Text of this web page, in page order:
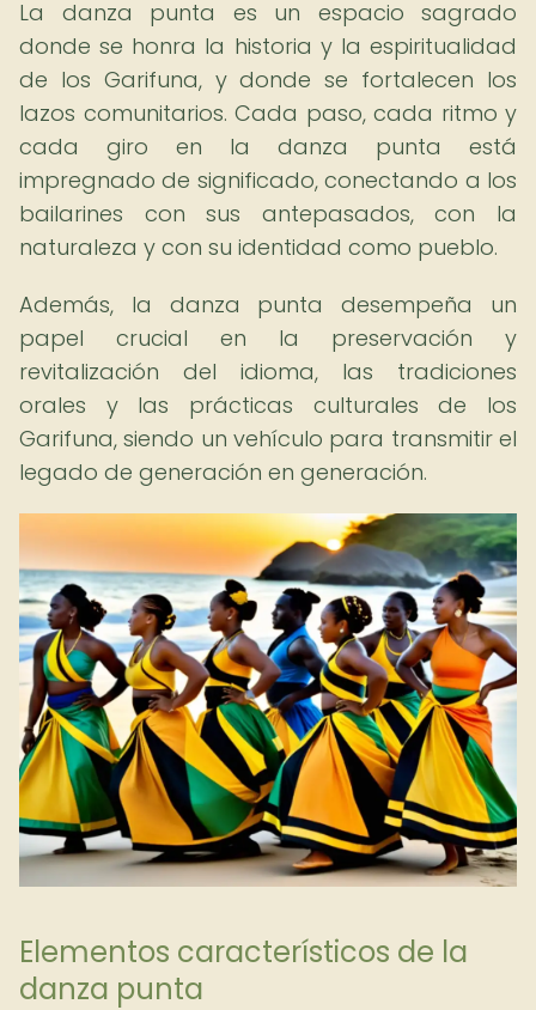
La danza punta es un espacio sagrado
donde se honra la historia y la espiritualidad
de los Garifuna, y donde se fortalecen los
lazos comunitarios. Cada paso, cada ritmo y
cada giro en la danza punta está
impregnado de significado, conectando a los
bailarines con sus antepasados, con la
naturaleza y con su identidad como pueblo.
Además, la danza punta desempeña un
papel crucial en la preservación y
revitalización del idioma, las tradiciones
orales y las prácticas culturales de los
Garifuna, siendo un vehículo para transmitir el
legado de generación en generación.
Elementos característicos de la
danza punta